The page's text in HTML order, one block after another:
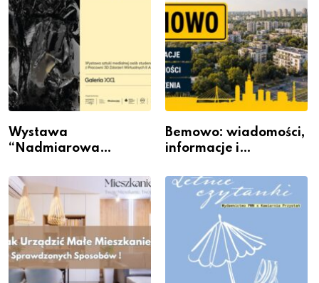
Wystawa
“Nadmiarowa
Galerii XX1
Bemowo: wiadomości,
informacje i